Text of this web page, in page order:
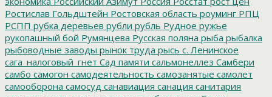
Ростислав Гольдштейн Ростовская область роуминг РПЦ
РСПП рубка деревьев рубли рубль Рудное ружье
рукопашный бой Румянцева Русская поляна рыба рыбалка
рыбоводные заводы рынок труда рысь с. Ленинское
сага_налоговый_гнет Сад памяти сальмонеллез Самбери
самбо самогон самодеятельность самозанятые самолет
самооборона самосуд санавиация санация санитария